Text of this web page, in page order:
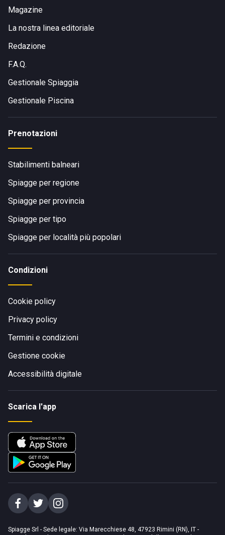
Magazine
La nostra linea editoriale
Redazione
F.A.Q.
Gestionale Spiaggia
Gestionale Piscina
Prenotazioni
Stabilimenti balneari
Spiagge per regione
Spiagge per provincia
Spiagge per tipo
Spiagge per località più popolari
Condizioni
Cookie policy
Privacy policy
Termini e condizioni
Gestione cookie
Accessibilità digitale
Scarica l'app
Spiagge Srl - Sede legale: Via Marecchiese 48, 47923 Rimini (RN), IT -